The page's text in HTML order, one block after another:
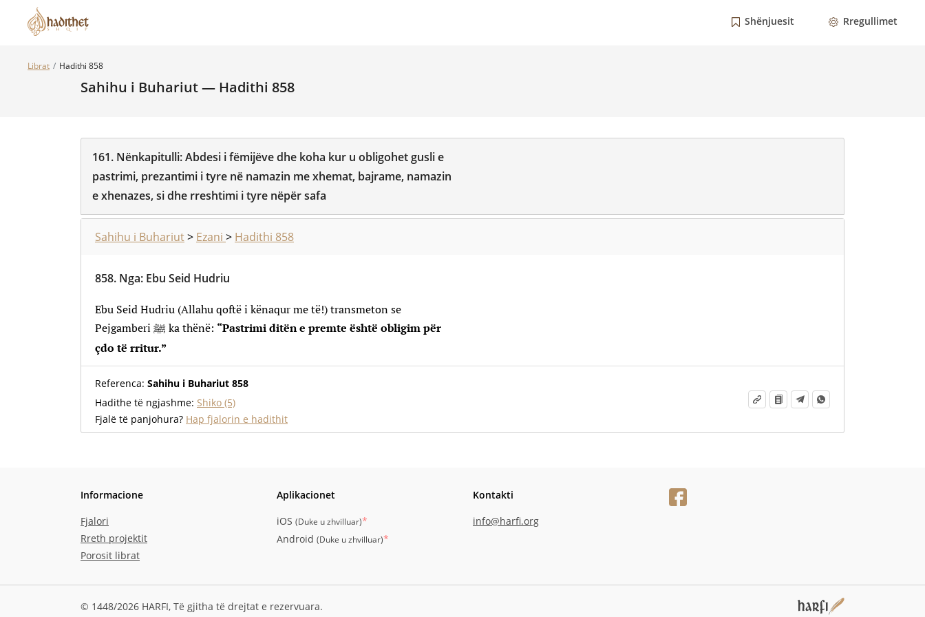
Shënjuesit Rregullimet
Librat Hadithi 858
Sahihu i Buhariut — Hadithi 858
161. Nënkapitulli:Abdesi i fëmijëve dhe koha kur u obligohet gusli e
pastrimi, prezantimi i tyre në namazin me xhemat, bajrame, namazin
e xhenazes, si dhe rreshtimi i tyre nëpër safa
Sahihu i Buhariut> Ezani > Hadithi 858
858. Nga: Ebu Seid Hudriu
Ebu Seid Hudriu (Allahu qoftë i kënaqur me të!) transmeton se
Pejgamberi ﷺ ka thënë: “Pastrimi ditën e premte është obligim për
çdo të rritur.”
Referenca: Sahihu i Buhariut 858
Hadithe të ngjashme: Shiko (5)
Fjalë të panjohura? Hap fjalorin e hadithit
Informacione
Fjalori
Rreth projektit
Porosit librat
Aplikacionet
iOS (Duke u zhvilluar)*
Android (Duke u zhvilluar)*
Kontakti
info@harfi.org
© 1448/2026 HARFI, Të gjitha të drejtat e rezervuara.